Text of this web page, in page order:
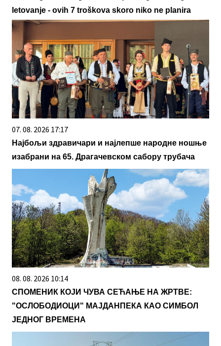
letovanje - ovih 7 troškova skoro niko ne planira
07. 08. 2026 17:17
Најбољи здравичари и најлепше народне ношње
изабрани на 65. Драгачевском сабору трубача
08. 08. 2026 10:14
СПОМЕНИК КОЈИ ЧУВА СЕЋАЊЕ НА ЖРТВЕ:
"ОСЛОБОДИОЦИ" МАЈДАНПЕКА КАО СИМБОЛ
ЈЕДНОГ ВРЕМЕНА